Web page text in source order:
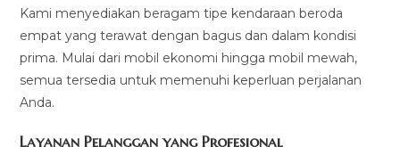
Kami menyediakan beragam tipe kendaraan beroda
empat yang terawat dengan bagus dan dalam kondisi
prima. Mulai dari mobil ekonomi hingga mobil mewah,
semua tersedia untuk memenuhi keperluan perjalanan
Anda.
Layanan Pelanggan yang Profesional